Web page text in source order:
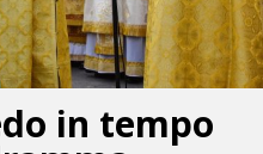
in tempo